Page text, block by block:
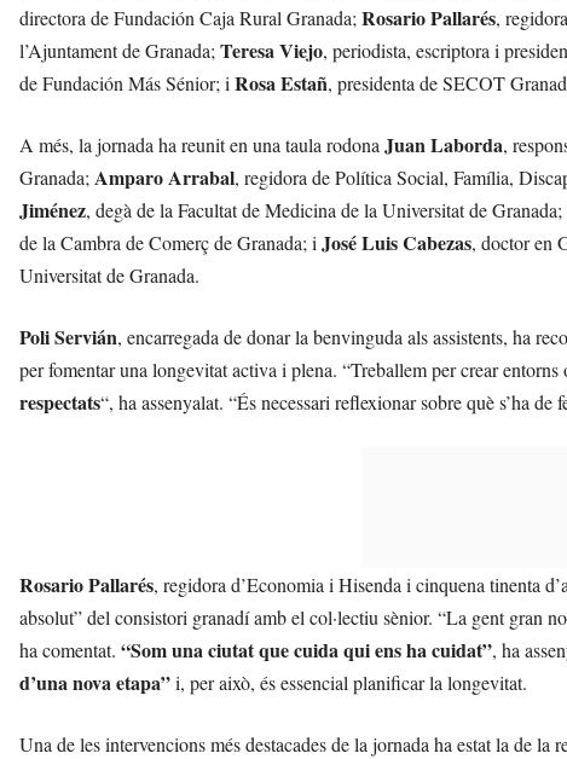
directora de Fundación Caja Rural Granada; Rosario Pallarés,
l’Ajuntament de Granada; Teresa Viejo, periodista, escriptora i
de Fundación Más Sénior; i Rosa Estañ, presidenta de SECOT
A més, la jornada ha reunit en una taula rodona Juan Laborda,
Granada; Amparo Arrabal, regidora de Política Social, Família,
Jiménez, degà de la Facultat de Medicina de la Universitat de Granada;
de la Cambra de Comerç de Granada; i José Luis Cabezas, doctor en
Universitat de Granada.
Poli Servián, encarregada de donar la benvinguda als assistents, ha
per fomentar una longevitat activa i plena. “Treballem per crear entorns
respectats“, ha assenyalat. “És necessari reflexionar sobre què s’ha
Rosario Pallarés, regidora d’Economia i Hisenda i cinquena tinenta
absolut” del consistori granadí amb el col·lectiu sènior. “La gent gran
ha comentat. “Som una ciutat que cuida qui ens ha cuidat”, ha
d’una nova etapa”i, per això, és essencial planificar la longevitat.
Una de les intervencions més destacades de la jornada ha estat la de la